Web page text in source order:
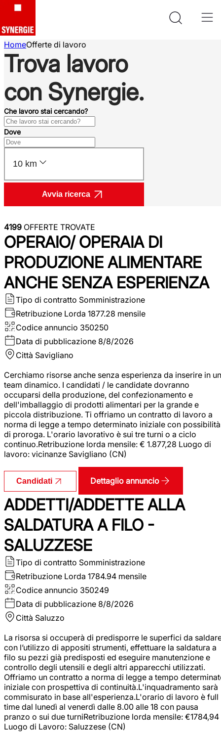
HomeOfferte di lavoro
Trova lavoro
con Synergie.
Che lavoro stai cercando?
Dove
10 km
Avvia ricerca
4199 OFFERTE TROVATE
OPERAIO/ OPERAIA DI
PRODUZIONE ALIMENTARE
ANCHE SENZA ESPERIENZA
Tipo di contratto Somministrazione
Retribuzione Lorda 1877.28 mensile
Codice annuncio 350250
Data di pubblicazione 8/8/2026
Città Savigliano
Cerchiamo risorse anche senza esperienza da inserire in un
team dinamico. I candidati / le candidate dovranno
occuparsi della produzione, del confezionamento e
dell'imballaggio di prodotti alimentari per la grande e
piccola distribuzione. Ti offriamo un contratto di lavoro a
norma di legge a tempo determinato iniziale con possibilità
di proroga. L'orario lavorativo è sui tre turni o a ciclo
continuo.Retribuzione lorda mensile: € 1.877,28 Luogo di
lavoro: vicinanze Savigliano (CN)
Candidati Dettaglio annuncio
ADDETTI/ADDETTE ALLA
SALDATURA A FILO -
SALUZZESE
Tipo di contratto Somministrazione
Retribuzione Lorda 1784.94 mensile
Codice annuncio 350249
Data di pubblicazione 8/8/2026
Città Saluzzo
La risorsa si occuperà di predisporre le superfici da
con l’utilizzo di appositi strumenti, effettuare la saldatura a
filo su pezzi già predisposti ed eseguire manutenzione e
controllo degli utensili e degli altri apparecchi utilizzati.
Offriamo un contratto a norma di legge a tempo
iniziale con prospettiva di continuità.L'inquadramento sarà
commisurato in base all'esperienza.L'orario di lavoro è full
time dal lunedì al venerdì dalle 8.00 alle 18 con pausa
pranzo o sui due turniRetribuzione lorda mensile: €1784,94
Luogo di Lavoro: Saluzzese (CN)